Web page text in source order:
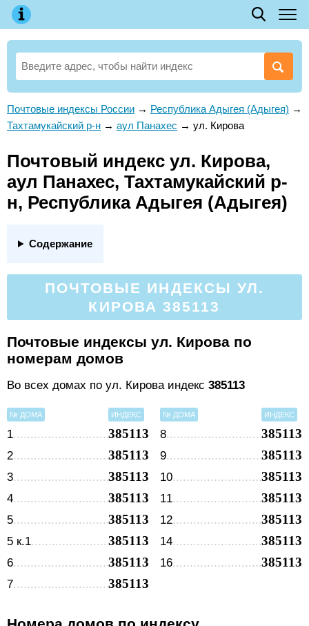
Почтовые индексы России → Республика Адыгея (Адыгея) →
Тахтамукайский р-н → аул Панахес → ул. Кирова
Почтовый индекс ул. Кирова,
аул Панахес, Тахтамукайский р-
н, Республика Адыгея (Адыгея)
Содержание
ПОЧТОВЫЕ ИНДЕКСЫ УЛ.
КИРОВА 385113
Почтовые индексы ул. Кирова по
номерам домов
Во всех домах по ул. Кирова индекс 385113
№ ДОМА ИНДЕКС
1 385113
2 385113
3 385113
4 385113
5 385113
5 к.1 385113
6 385113
7 385113
№ ДОМА ИНДЕКС
8 385113
9 385113
10 385113
11 385113
12 385113
14 385113
16 385113